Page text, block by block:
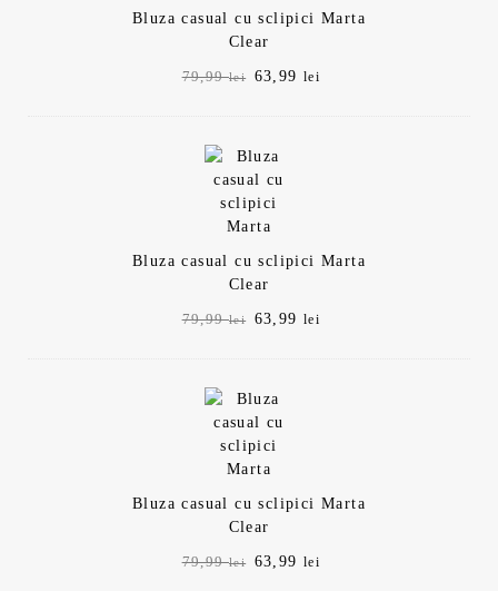
Bluza casual cu sclipici Marta
Clear
79,99lei
Prețul
63,99lei
Bluza casual cu sclipici Marta
Clear
79,99lei
Prețul
63,99lei
Bluza casual cu sclipici Marta
Clear
79,99lei
Prețul
63,99lei